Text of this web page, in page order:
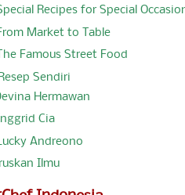
Recipes for Special
Market to Table
Famous Street Food
Sendiri
Hermawan
Cia
Andreono
Ilmu